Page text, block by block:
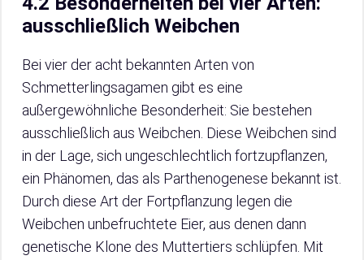
ausschließlich Weibchen
Bei vier der acht bekannten Arten von
Schmetterlingsagamen gibt es eine
außergewöhnliche Besonderheit: Sie bestehen
ausschließlich aus Weibchen. Diese Weibchen sind
in der Lage, sich ungeschlechtlich fortzupflanzen,
ein Phänomen, das als Parthenogenese bekannt ist.
Durch diese Art der Fortpflanzung legen die
Weibchen unbefruchtete Eier, aus denen dann
genetische Klone des Muttertiers schlüpfen. Mit